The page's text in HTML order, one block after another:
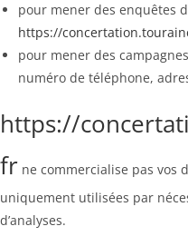
pour mener des enquêtes
https://
pour mener des
numéro de téléphone,
https://
fr ne commercialise pas vos
uniquement utilisées par
d’analyses.